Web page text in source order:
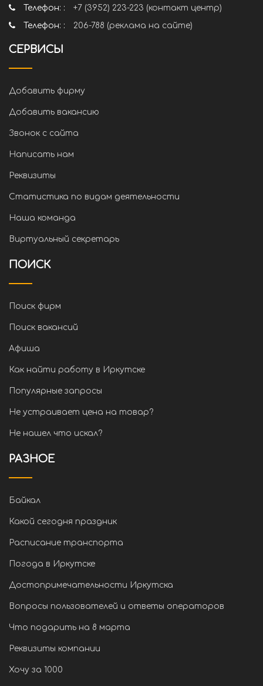
Телефон: :
+7 (3952) 223-223 (контакт центр)
Телефон: :
206-788 (реклама на сайте)
СЕРВИСЫ
Добавить фирму
Добавить вакансию
Звонок с сайта
Написать нам
Реквизиты
Статистика по видам деятельности
Наша команда
Виртуальный секретарь
ПОИСК
Поиск фирм
Поиск вакансий
Афиша
Как найти работу в Иркутске
Популярные запросы
Не устраивает цена на товар?
Не нашел что искал?
РАЗНОЕ
Байкал
Какой сегодня праздник
Расписание транспорта
Погода в Иркутске
Достопримечательности Иркутска
Вопросы пользователей и ответы операторов
Что подарить на 8 марта
Реквизиты компании
Хочу за 1000